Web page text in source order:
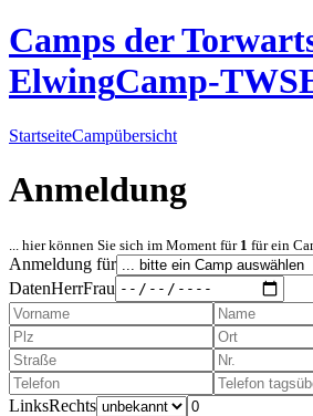
Camps der
ElwingCamp-
StartseiteCampübersicht
Anmeldung
... hier können Sie sich im Moment für 1 für ein
Anmeldung für
DatenHerrFrau
LinksRechts